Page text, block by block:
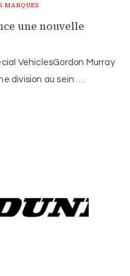
MARQUES
une nouvelle
VehiclesGordon Murray
division au sein …